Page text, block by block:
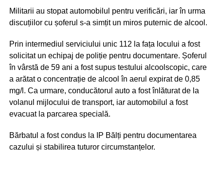
Militarii au stopat automobilul pentru verificări, iar în urma
discuțiilor cu șoferul s-a simțit un miros puternic de alcool.
Prin intermediul serviciului unic 112 la fața locului a fost
solicitat un echipaj de poliție pentru documentare. Șoferul
în vârstă de 59 ani a fost supus testului alcoolscopic, care
a arătat o concentrație de alcool în aerul expirat de 0,85
mg/l. Ca urmare, conducătorul auto a fost înlăturat de la
volanul mijlocului de transport, iar automobilul a fost
evacuat la parcarea specială.
Bărbatul a fost condus la IP Bălți pentru documentarea
cazului și stabilirea tuturor circumstanțelor.